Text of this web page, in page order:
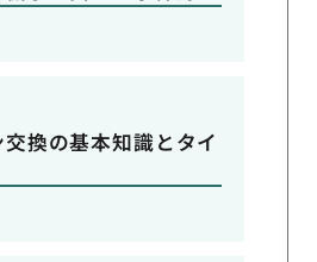
換の基本知識とタイ